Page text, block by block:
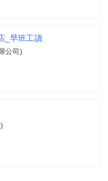
_早班工讀
公司)